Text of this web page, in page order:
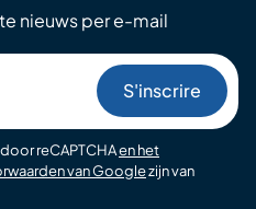
nieuws per e-mail
reCAPTCHAen het
van Googlezijn van